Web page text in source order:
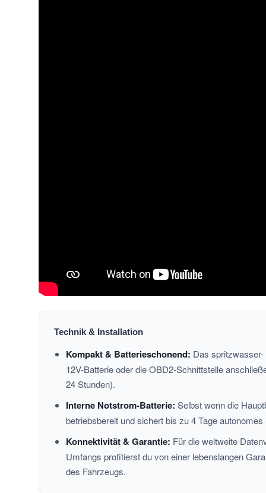
Technik & Installation
Kompakt & Batterieschonend: Das
12V-Batterie oder die OBD2-Schnittstelle
24 Stunden).
Interne Notstrom-Batterie: Selbst wenn die
betriebsbereit und sichert bis zu 4 Tage
Konnektivität & Garantie: Für die weltweite
Umfangs profitierst du von einer lebenslangen
des Fahrzeugs.